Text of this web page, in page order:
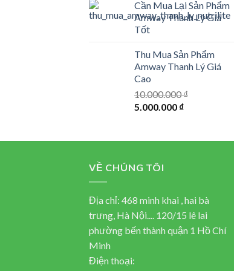
Cần Mua Lại Sản Phẩm
Amway Thanh Lý Giá
Tốt
Thu Mua Sản Phẩm
Amway Thanh Lý Giá
Cao
10.000.000₫
Original
10.000.000 ₫.
5.000.000 ₫Current
5.000.000 ₫.
VỀ CHÚNG TÔI
Địa chỉ: 468 minh khai , hai bà
trưng, Hà Nội.... 120/15 lê lai
phường bến thành quận 1 Hồ Chí
Minh
Điện thoại: